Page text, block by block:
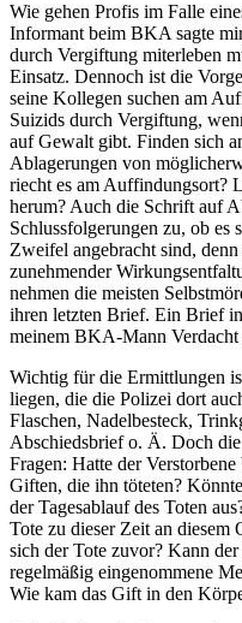
Wie gehen Profis im Falle
Informant beim BKA sagte
durch Vergiftung miterleben
Einsatz. Dennoch ist die
seine Kollegen suchen am
Suizids durch Vergiftung,
auf Gewalt gibt. Finden sich
Ablagerungen von
riecht es am Auffindungsort?
herum? Auch die Schrift auf
Schlussfolgerungen zu, ob es
Zweifel angebracht sind,
zunehmender
nehmen die meisten
ihren letzten Brief. Ein Brief
meinem BKA-Mann Verdacht
Wichtig für die Ermittlungen
liegen, die die Polizei dort
Flaschen, Nadelbesteck,
Abschiedsbrief o. Ä. Doch
Fragen: Hatte der
Giften, die ihn töteten?
der Tagesablauf des Toten
Tote zu dieser Zeit an
sich der Tote zuvor? Kann
regelmäßig eingenommene
Wie kam das Gift in den